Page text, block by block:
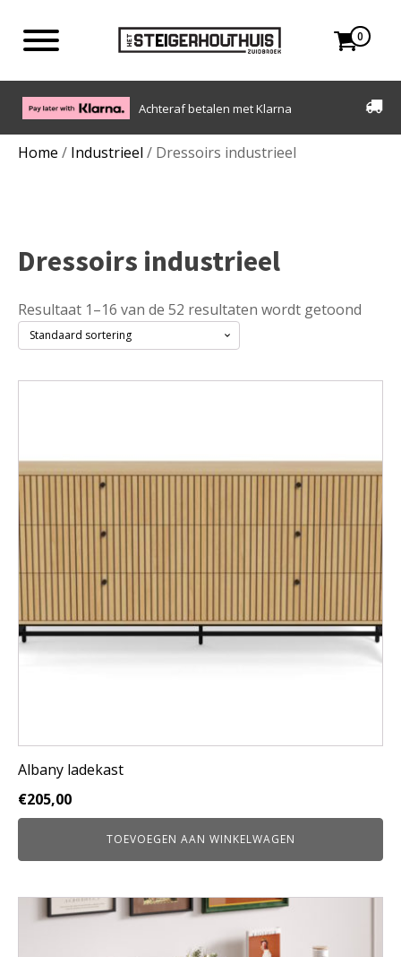
0
Eigen bezorgdienst in NL en BE. Afhalen ook mogelijk.
Home / Industrieel / Dressoirs industrieel
Dressoirs industrieel
Resultaat 1–16 van de 52 resultaten wordt getoond
Albany ladekast
€205,00
TOEVOEGEN AAN WINKELWAGEN